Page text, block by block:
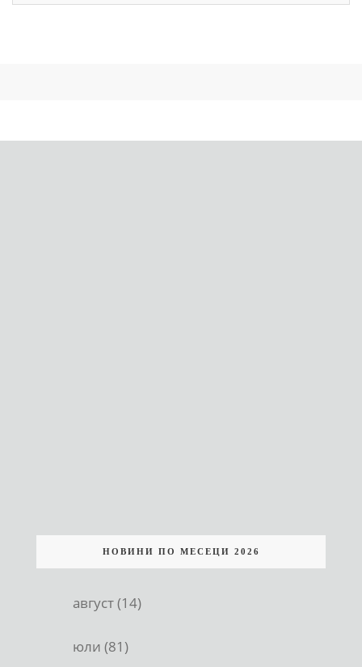
НОВИНИ ПО МЕСЕЦИ 2026
август (14)
юли (81)